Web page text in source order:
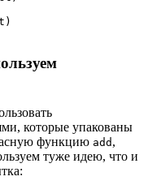
которые упакованы
функцию add ,
туже идею, что и